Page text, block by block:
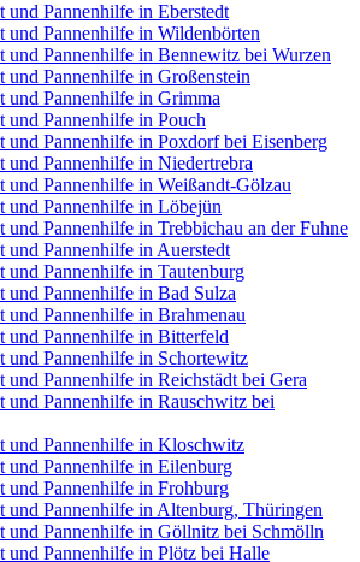
und Pannenhilfe in Eberstedt
und Pannenhilfe in Wildenbörten
und Pannenhilfe in Bennewitz bei Wurzen
und Pannenhilfe in Großenstein
und Pannenhilfe in Grimma
und Pannenhilfe in Pouch
und Pannenhilfe in Poxdorf bei Eisenberg
und Pannenhilfe in Niedertrebra
und Pannenhilfe in Weißandt-Gölzau
und Pannenhilfe in Löbejün
und Pannenhilfe in Trebbichau an der Fuhne
und Pannenhilfe in Auerstedt
und Pannenhilfe in Tautenburg
und Pannenhilfe in Bad Sulza
und Pannenhilfe in Brahmenau
und Pannenhilfe in Bitterfeld
und Pannenhilfe in Schortewitz
und Pannenhilfe in Reichstädt bei Gera
und Pannenhilfe in Rauschwitz bei
und Pannenhilfe in Kloschwitz
und Pannenhilfe in Eilenburg
und Pannenhilfe in Frohburg
und Pannenhilfe in Altenburg, Thüringen
und Pannenhilfe in Göllnitz bei Schmölln
und Pannenhilfe in Plötz bei Halle